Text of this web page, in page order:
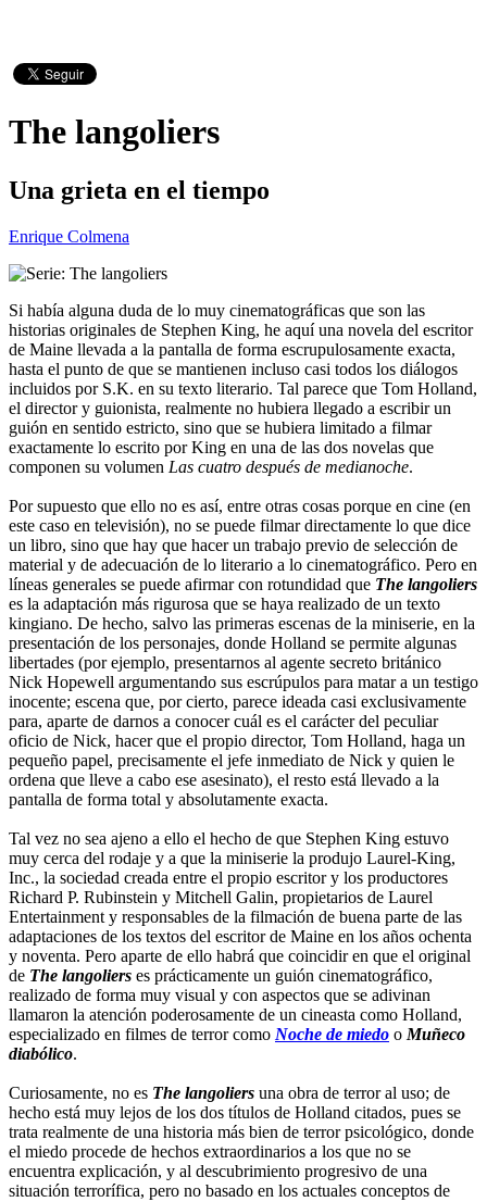
The langoliers
Una grieta en el tiempo
Enrique Colmena
Si había alguna duda de lo muy cinematográficas que son las
historias originales de Stephen King, he aquí una novela del escritor
de Maine llevada a la pantalla de forma escrupulosamente exacta,
hasta el punto de que se mantienen incluso casi todos los diálogos
incluidos por S.K. en su texto literario. Tal parece que Tom Holland,
el director y guionista, realmente no hubiera llegado a escribir un
guión en sentido estricto, sino que se hubiera limitado a filmar
exactamente lo escrito por King en una de las dos novelas que
componen su volumen Las cuatro después de medianoche.
Por supuesto que ello no es así, entre otras cosas porque en cine (en
este caso en televisión), no se puede filmar directamente lo que dice
un libro, sino que hay que hacer un trabajo previo de selección de
material y de adecuación de lo literario a lo cinematográfico. Pero en
líneas generales se puede afirmar con rotundidad que The langoliers
es la adaptación más rigurosa que se haya realizado de un texto
kingiano. De hecho, salvo las primeras escenas de la miniserie, en la
presentación de los personajes, donde Holland se permite algunas
libertades (por ejemplo, presentarnos al agente secreto británico
Nick Hopewell argumentando sus escrúpulos para matar a un testigo
inocente; escena que, por cierto, parece ideada casi exclusivamente
para, aparte de darnos a conocer cuál es el carácter del peculiar
oficio de Nick, hacer que el propio director, Tom Holland, haga un
pequeño papel, precisamente el jefe inmediato de Nick y quien le
ordena que lleve a cabo ese asesinato), el resto está llevado a la
pantalla de forma total y absolutamente exacta.
Tal vez no sea ajeno a ello el hecho de que Stephen King estuvo
muy cerca del rodaje y a que la miniserie la produjo Laurel-King,
Inc., la sociedad creada entre el propio escritor y los productores
Richard P. Rubinstein y Mitchell Galin, propietarios de Laurel
Entertainment y responsables de la filmación de buena parte de las
adaptaciones de los textos del escritor de Maine en los años ochenta
y noventa. Pero aparte de ello habrá que coincidir en que el original
de The langoliers es prácticamente un guión cinematográfico,
realizado de forma muy visual y con aspectos que se adivinan
llamaron la atención poderosamente de un cineasta como Holland,
especializado en filmes de terror como Noche de miedo o Muñeco
diabólico.
Curiosamente, no es The langoliers una obra de terror al uso; de
hecho está muy lejos de los dos títulos de Holland citados, pues se
trata realmente de una historia más bien de terror psicológico, donde
el miedo procede de hechos extraordinarios a los que no se
encuentra explicación, y al descubrimiento progresivo de una
situación terrorífica, pero no basado en los actuales conceptos de